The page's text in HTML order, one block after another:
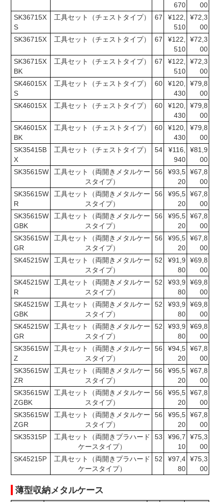
670
00
SK36715X
S
工具セット（チェストタイプ） 67
¥122,
510
¥72,3
00
SK36715X
工具セット（チェストタイプ） 67
¥122,
510
¥72,3
00
SK36715X
BK
工具セット（チェストタイプ） 67
¥122,
510
¥72,3
00
SK46015X
S
工具セット（チェストタイプ） 60
¥120,
430
¥79,8
00
SK46015X
工具セット（チェストタイプ） 60
¥120,
430
¥79,8
00
SK46015X
BK
工具セット（チェストタイプ） 60
¥120,
430
¥79,8
00
SK35415B
X
工具セット（チェストタイプ） 54
¥116,
940
¥81,9
00
SK35615W
工具セット（両開きメタルケー
スタイプ）
56
¥93,5
20
¥67,8
00
SK35615W
R
工具セット（両開きメタルケー
スタイプ）
56
¥95,5
20
¥67,8
00
SK35615W
GBK
工具セット（両開きメタルケー
スタイプ）
56
¥95,5
20
¥67,8
00
SK35615W
GR
工具セット（両開きメタルケー
スタイプ）
56
¥95,5
20
¥67,8
00
SK45215W
工具セット（両開きメタルケー
スタイプ）
52
¥91,9
80
¥69,8
00
SK45215W
R
工具セット（両開きメタルケー
スタイプ）
52
¥93,9
80
¥69,8
00
SK45215W
GBK
工具セット（両開きメタルケー
スタイプ）
52
¥93,9
80
¥69,8
00
SK45215W
GR
工具セット（両開きメタルケー
スタイプ）
52
¥93,9
80
¥69,8
00
SK35615W
Z
工具セット（両開きメタルケー
スタイプ）
56
¥94,5
20
¥67,8
00
SK35615W
ZR
工具セット（両開きメタルケー
スタイプ）
56
¥95,5
20
¥67,8
00
SK35615W
ZGBK
工具セット（両開きメタルケー
スタイプ）
56
¥95,5
20
¥67,8
00
SK35615W
ZGR
工具セット（両開きメタルケー
スタイプ）
56
¥95,5
20
¥67,8
00
SK35315P
工具セット（両開きプラハード
ケースタイプ）
53
¥96,7
10
¥75,3
00
SK45215P
工具セット（両開きプラハード
ケースタイプ）
52
¥97,4
80
¥75,3
00
薄型収納メタルケース